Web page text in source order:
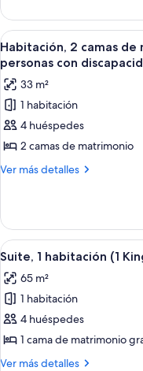
accesible
para
personas
con
discapacidad
(3x3
Shower)
2
camas
de
matrimonio,
accesible
para
personas
con
discapacidad
(3x3
Abrir
todas
las
fotos
de
Habitación,
2
camas
accesible
para
personas
con
discapacidad
(Hearing)
10
Habitación, 2 camas
personas con
33 m²
1 habitación
4 huéspedes
2 camas de matrimonio
Ver más detalles
Más
2
camas
de
accesible
para
personas
con
discapacidad
Abrir
todas
las
fotos
de
Suite,
1
16
Suite, 1 habitación (1
65 m²
1 habitación
4 huéspedes
1 cama de matrimonio
Ver más detalles
Más